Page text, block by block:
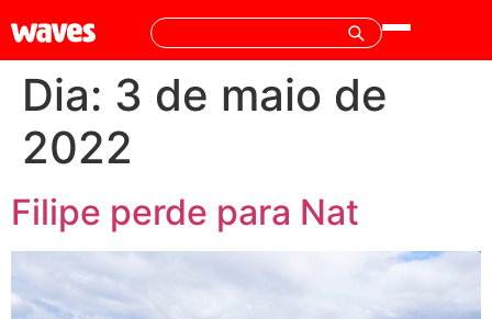
Dia: 3 de maio de
2022
Filipe perde para Nat